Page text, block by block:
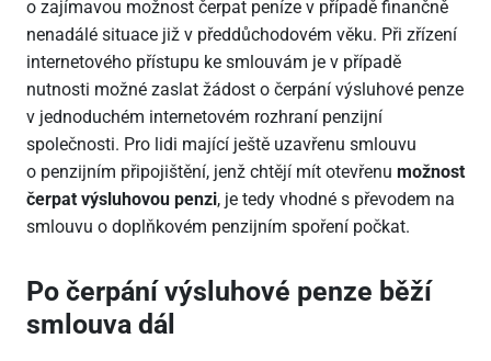
o zajímavou možnost čerpat peníze v případě finančně
nenadálé situace již v předdůchodovém věku. Při zřízení
internetového přístupu ke smlouvám je v případě
nutnosti možné zaslat žádost o čerpání výsluhové penze
v jednoduchém internetovém rozhraní penzijní
společnosti. Pro lidi mající ještě uzavřenu smlouvu
o penzijním připojištění, jenž chtějí mít otevřenu možnost
čerpat výsluhovou penzi, je tedy vhodné s převodem na
smlouvu o doplňkovém penzijním spoření počkat.
Po čerpání výsluhové penze běží
smlouva dál